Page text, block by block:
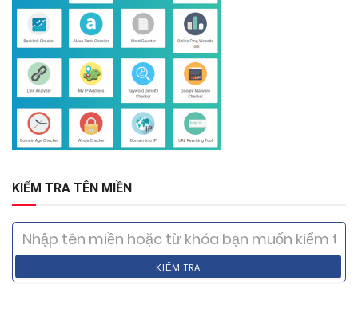
KIỂM TRA TÊN MIỀN
KIỂM TRA